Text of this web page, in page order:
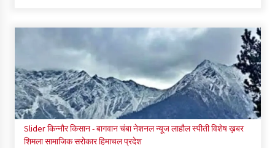
Sliderकिन्नौरकिसान - बागवानचंबानेशनल न्यूजलाहौल स्पीतीविशेष ख़बर
शिमलासामाजिक सरोकारहिमाचल प्रदेश